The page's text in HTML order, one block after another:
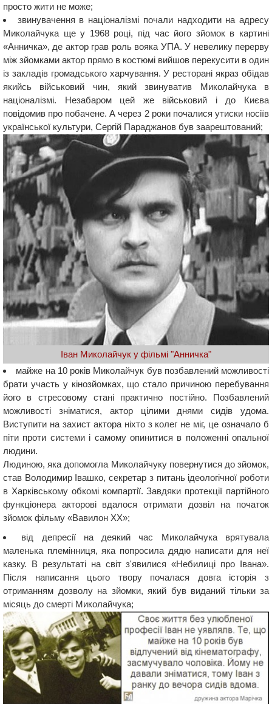
просто жити не може;
звинувачення в націоналізмі почали надходити на адресу
Миколайчука ще у 1968 році, під час його зйомок в картині
«Анничка», де актор грав роль вояка УПА. У невелику перерву
між зйомками актор прямо в костюмі вийшов перекусити в один
із закладів громадського харчування. У ресторані якраз обідав
якийсь військовий чин, який звинуватив Миколайчука в
націоналізмі. Незабаром цей же військовий і до Києва
повідомив про побачене. А через 2 роки почалися утиски носіїв
української культури, Сергій Параджанов був заарештований;
Іван Миколайчук у фільмі "Анничка"
майже на 10 років Миколайчук був позбавлений можливості
брати участь у кінозйомках, що стало причиною перебування
його в стресовому стані практично постійно. Позбавлений
можливості зніматися, актор цілими днями сидів удома.
Виступити на захист актора ніхто з колег не міг, це означало б
піти проти системи і самому опинитися в положенні опальної
людини.
Людиною, яка допомогла Миколайчуку повернутися до зйомок,
став Володимир Івашко, секретар з питань ідеологічної роботи
в Харківському обкомі компартії. Завдяки протекції партійного
функціонера акторові вдалося отримати дозвіл на початок
зйомок фільму «Вавилон ХХ»;
від депресії на деякий час Миколайчука врятувала
маленька племінниця, яка попросила дядю написати для неї
казку. В результаті на світ з'явилися «Небилиці про Івана».
Після написання цього твору почалася довга історія з
отриманням дозволу на зйомки, який був виданий тільки за
місяць до смерті Миколайчука;